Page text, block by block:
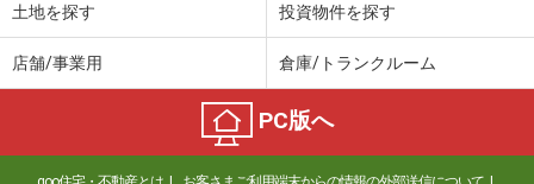
土地を探す 投資物件を探す
店舗/事業用 倉庫/トランクルーム
PC版へ